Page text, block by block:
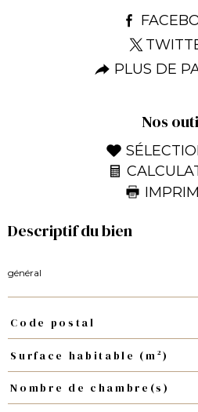
PLUS DE
Nos
Descriptif du bien
général
TRAD_PAMPERO_Caracteristique
Code postal
Surface habitable (m²)
Nombre de chambre(s)